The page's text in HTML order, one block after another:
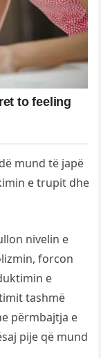
mund të japë
e trupit dhe
nivelin e
forcon
e
tashmë
përmbajtja e
pije që mund